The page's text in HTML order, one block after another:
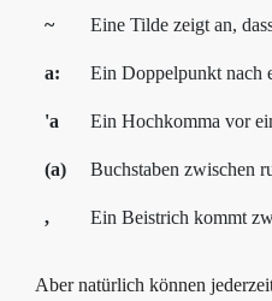
~ Eine Tilde zeigt an,
a: Ein Doppelpunkt nach
'a Ein Hochkomma vor
(a) Buchstaben zwischen
, Ein Beistrich kommt
Aber natürlich können